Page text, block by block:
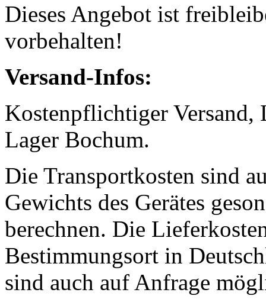
Dieses Angebot ist
vorbehalten!
Versand-Infos:
Kostenpflichtiger
Lager Bochum.
Die Transportkosten sind
Gewichts des Gerätes
berechnen. Die
Bestimmungsort in
sind auch auf Anfrage